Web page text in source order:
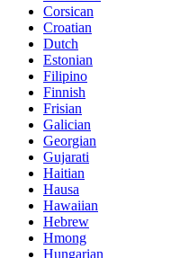
Corsican
Croatian
Dutch
Estonian
Filipino
Finnish
Frisian
Galician
Georgian
Gujarati
Haitian
Hausa
Hawaiian
Hebrew
Hmong
Hungarian